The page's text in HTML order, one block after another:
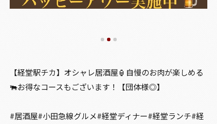
【経堂駅チカ】オシャレ居酒屋🏮自慢のお肉が楽しめる
🐃お得なコースもございます！【団体様◎】
#居酒屋#小田急線グルメ#経堂ディナー#経堂ランチ#経